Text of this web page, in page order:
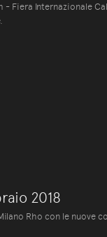
- Fiera Internazionale
2018
Rho con le nuove